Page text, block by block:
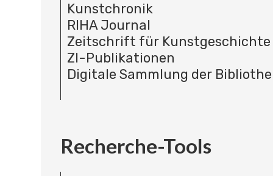
Kunstchronik
RIHA Journal
Zeitschrift für Kunstgeschichte
ZI-Publikationen
Digitale Sammlung der
Recherche-Tools